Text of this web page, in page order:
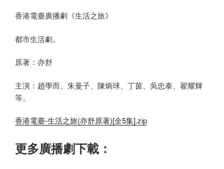
香港電臺廣播劇《生活之旅》
都市生活劇。
原著：亦舒
主演：趙學而、朱曼子、陳炳球、丁茵、吳忠泰、翟耀輝
等。
香港電臺-生活之旅(亦舒原著)[全5集].zip
更多廣播劇下載：